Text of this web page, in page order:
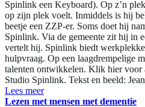
Spinlink een Keyboard). Op z’n
op zijn plek voelt. Inmiddels is hij
beetje een ZZP-er. Soms doet hij
Spinlink. Via de gemeente zit hij in
vertelt hij. Spinlink biedt
hulpvraag. Op een laagdrempelige
talenten ontwikkelen. Klik hier voor
Studio Spinlink. Tekst en beeld:
Lees meer
Lezen met mensen met dementie